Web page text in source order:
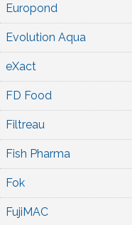
Europond
Evolution Aqua
eXact
FD Food
Filtreau
Fish Pharma
Fok
FujiMAC